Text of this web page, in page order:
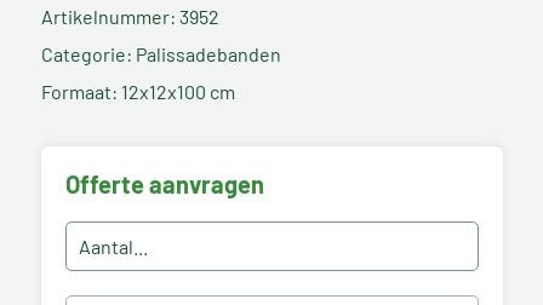
Artikelnummer: 3952
Categorie: Palissadebanden
Formaat: 12x12x100 cm
Offerte aanvragen